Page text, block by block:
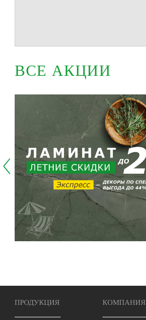
ВСЕ АКЦИИ
ПРОДУКЦИЯ КОМПАНИЯ